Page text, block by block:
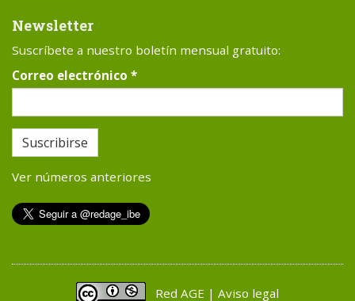
Newsletter
Suscríbete a nuestro boletín mensual gratuito:
Correo electrónico *
Suscribirse
Ver números anteriores
Red AGE | Aviso legal